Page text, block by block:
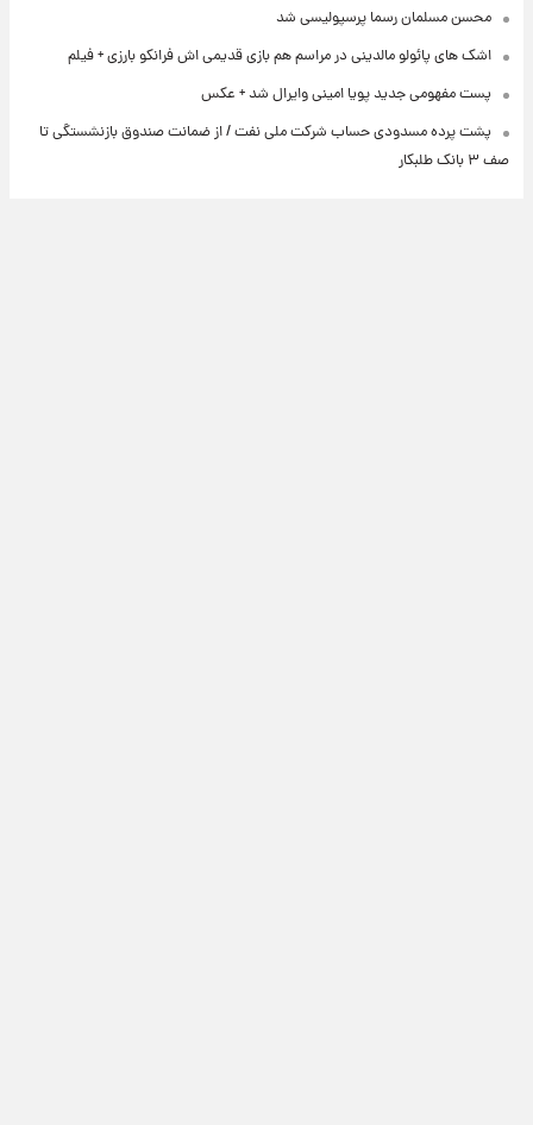
محسن مسلمان رسما پرسپولیسی شد
اشک های پائولو مالدینی در مراسم هم بازی قدیمی اش فرانکو بارزی + فیلم
پست مفهومی جدید پویا امینی وایرال شد + عکس
پشت پرده‌ مسدودی حساب شرکت ملی نفت / از ضمانت صندوق بازنشستگی تا
صف ۳ بانک طلبکار